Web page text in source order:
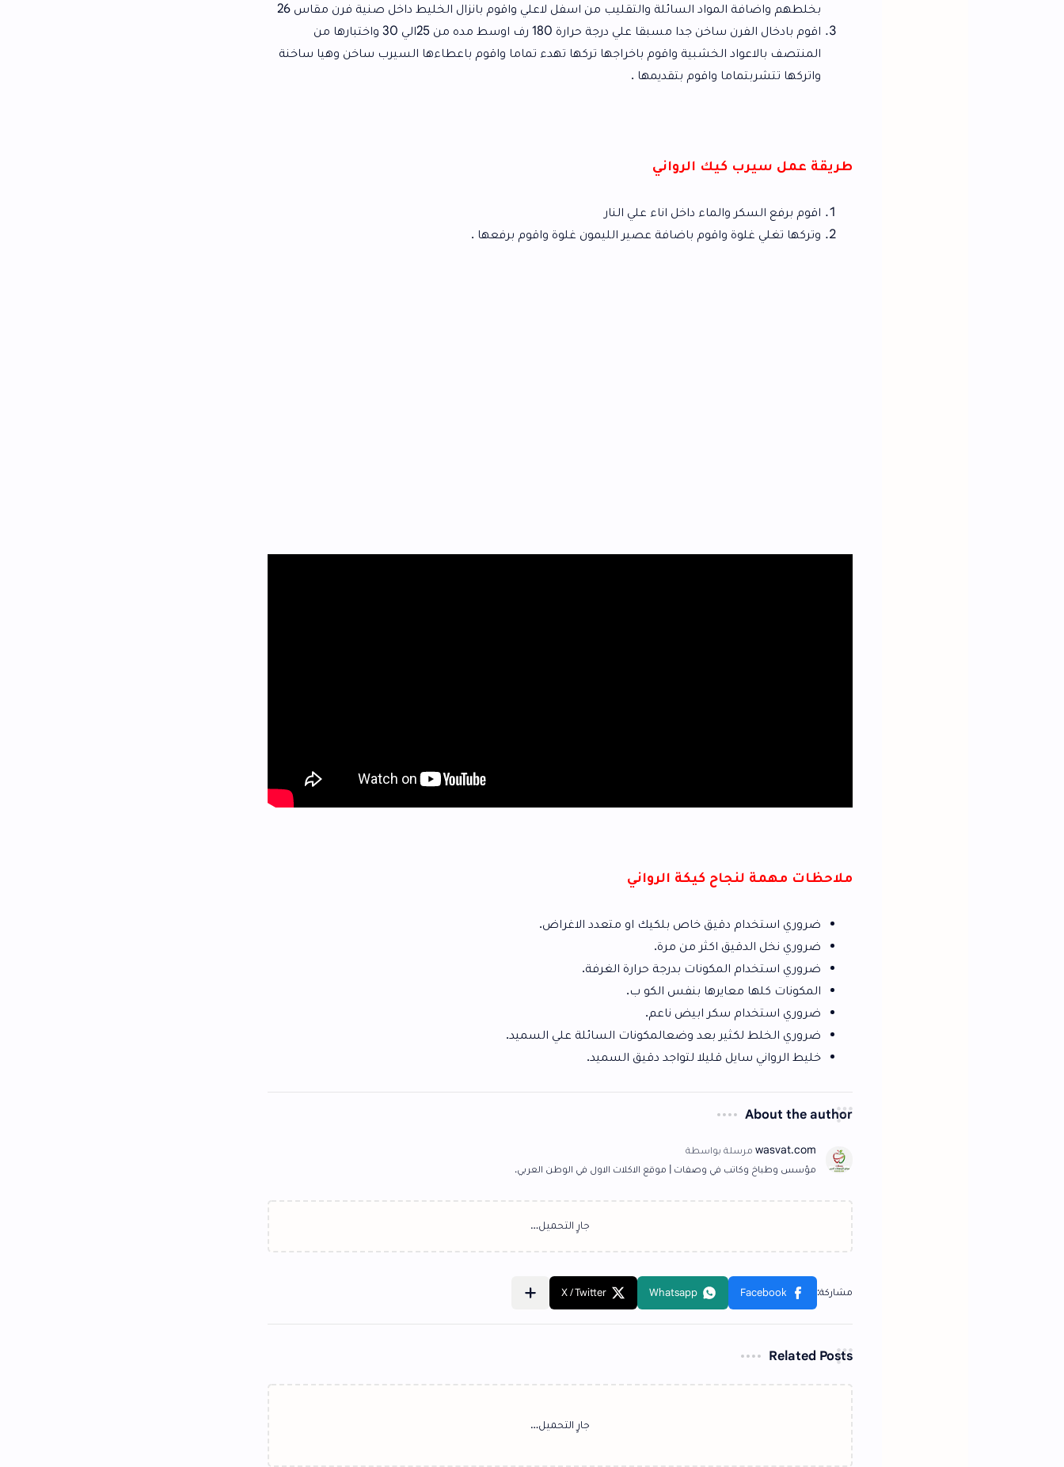
بخلطهم واضافة المواد السائلة والتقليب من اسفل لاعلي واقوم بانزال الخليط داخل صنية فرن مقاس 26
اقوم بادخال الفرن ساخن جدا مسبقا علي درجة حرارة 180 رف اوسط مده من 25الي 30 واختبارها من
المنتصف بالاعواد الخشبية واقوم باخراجها تركها تهدء تماما واقوم باعطاءها السيرب ساخن وهيا ساخنة
واتركها تتشربتماما واقوم بتقديمها .
طريقة عمل سيرب كيك الرواني
اقوم برفع السكر والماء داخل اناء علي النار
وتركها تغلي غلوة واقوم باضافة عصير الليمون غلوة واقوم برفعها .
ملاحظات مهمة لنجاح كيكة الرواني
ضروري استخدام دقيق خاص بلكيك او متعدد الاغراض.
ضروري نخل الدقيق اكثر من مرة.
ضروري استخدام المكونات بدرجة حرارة الغرفة.
المكونات كلها معايرها بنفس الكو ب.
ضروري استخدام سكر ابيض ناعم.
ضروري الخلط لكثير بعد وضعالمكونات السائلة علي السميد.
خليط الرواني سايل قليلا لتواجد دقيق السميد.
About the author
مؤسس وطباخ وكاتب في وصفات | موقع الاكلات الاول في الوطن العربي.